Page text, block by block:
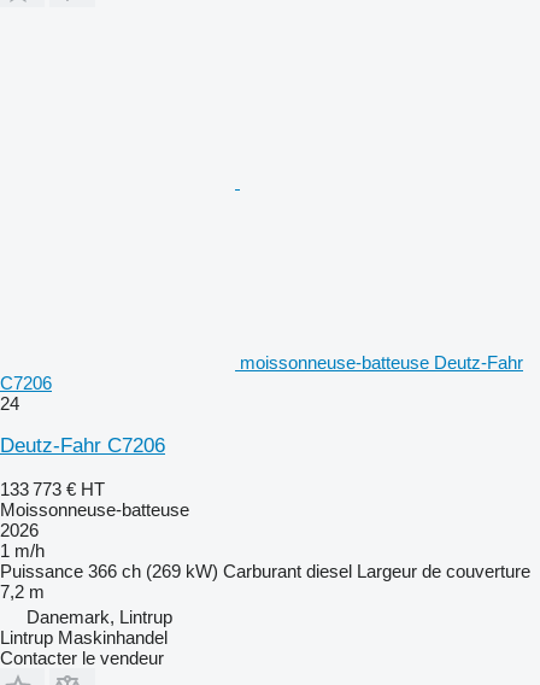
moissonneuse-batteuse Deutz-Fahr
C7206
24
Deutz-Fahr C7206
133 773 € HT
Moissonneuse-batteuse
2026
1 m/h
Puissance 366 ch (269 kW) Carburant diesel Largeur de couverture
7,2 m
Danemark, Lintrup
Lintrup Maskinhandel
Contacter le vendeur